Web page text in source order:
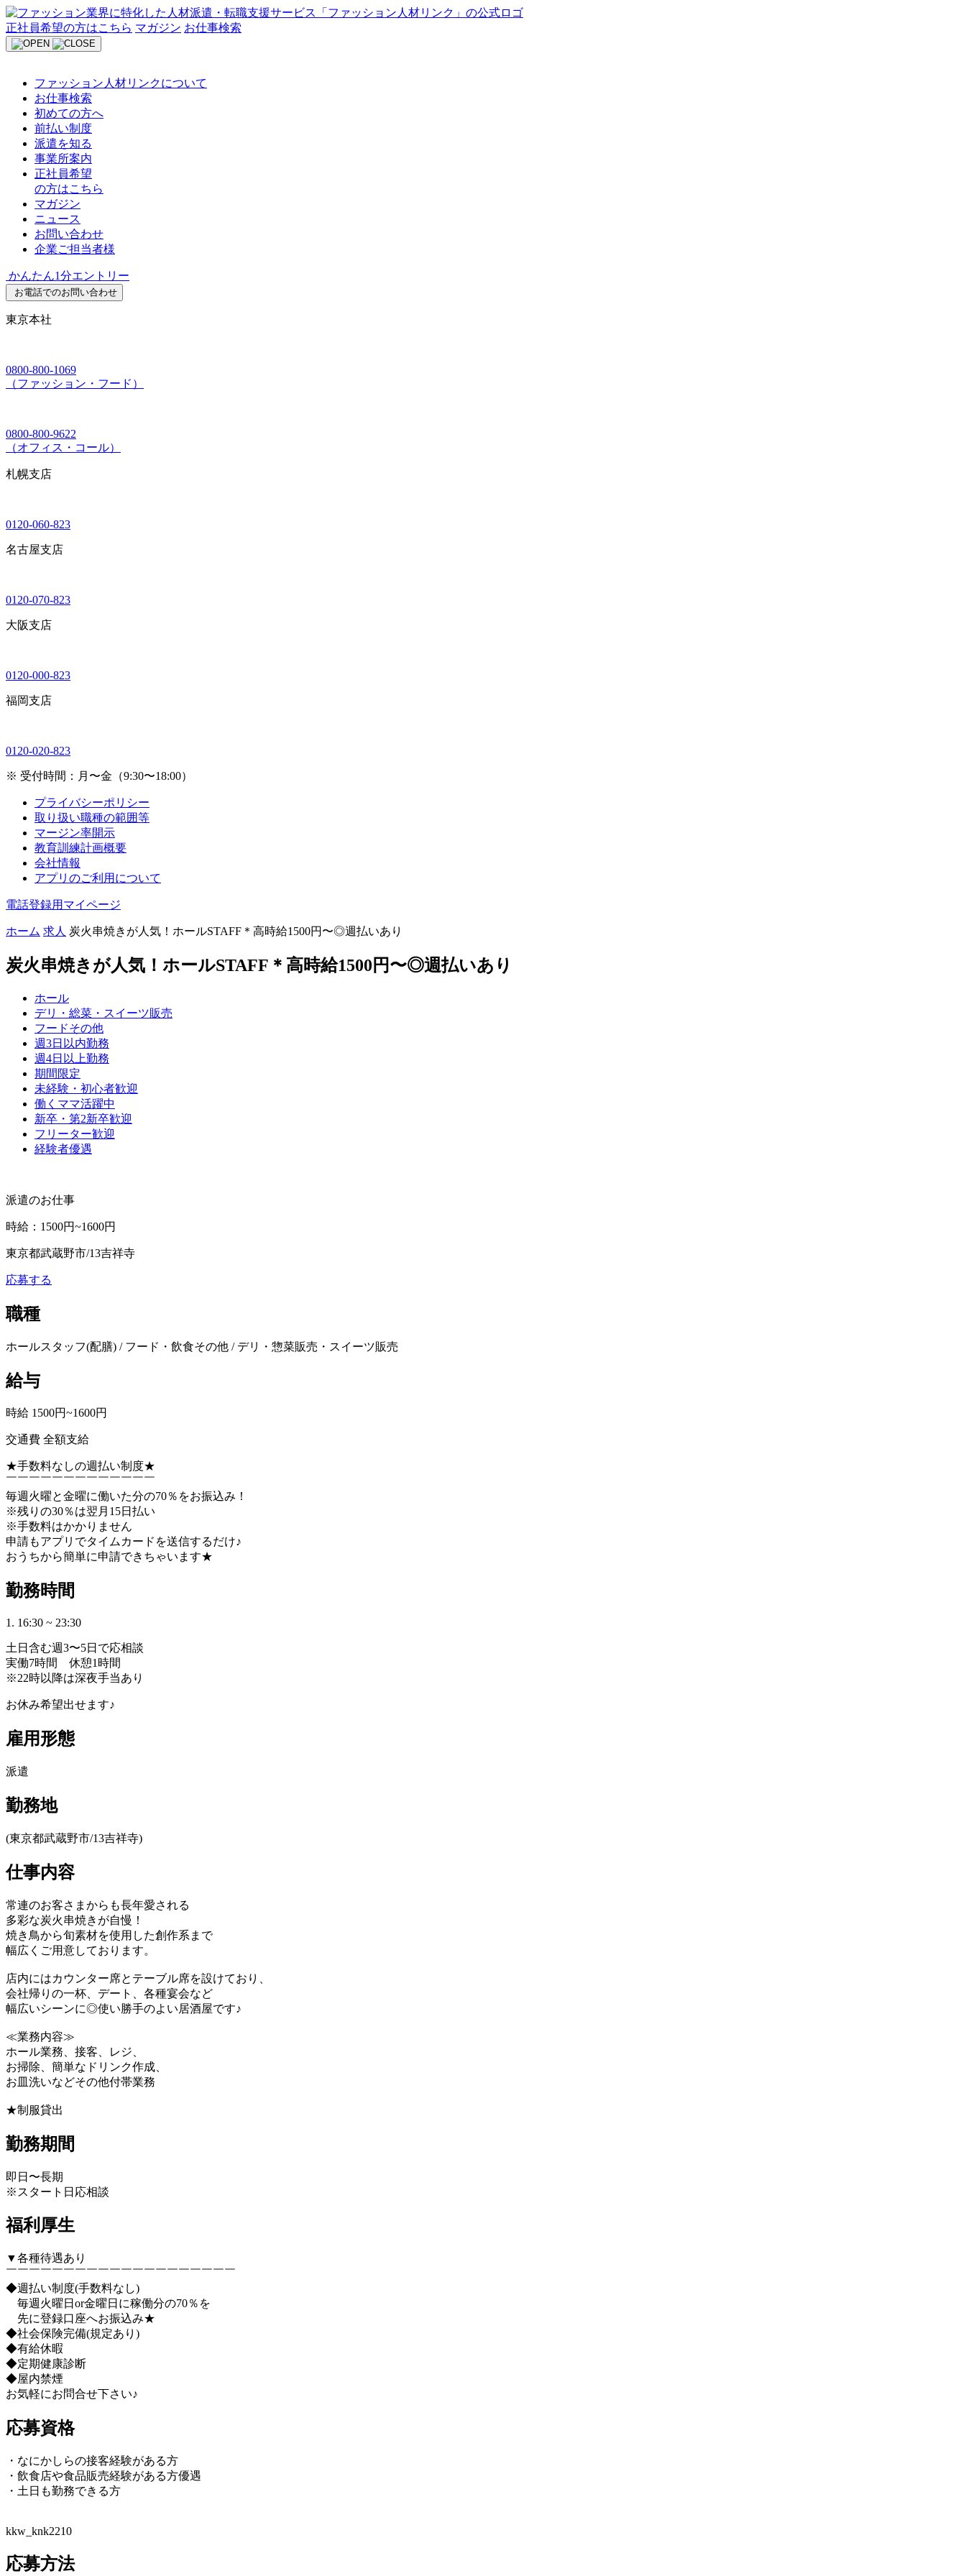
Skip
to
content
正社員希望の方はこちら マガジン お仕事検索
ファッション人材リンクについて
お仕事検索
初めての方へ
前払い制度
派遣を知る
事業所案内
正社員希望
の方はこちら
マガジン
ニュース
お問い合わせ
企業ご担当者様
かんたん1分エントリー
お電話でのお問い合わせ
東京本社
0800-800-1069
（ファッション・フード）
0800-800-9622
（オフィス・コール）
札幌支店
0120-060-823
名古屋支店
0120-070-823
大阪支店
0120-000-823
福岡支店
0120-020-823
※ 受付時間：月〜金（9:30〜18:00）
プライバシーポリシー
取り扱い職種の範囲等
マージン率開示
教育訓練計画概要
会社情報
アプリのご利用について
電話登録用マイページ
ホーム 求人 炭火串焼きが人気！ホールSTAFF＊高時給1500円〜◎週払いあり
炭火串焼きが人気！ホールSTAFF＊高時給1500円〜◎週払いあり
ホール
デリ・総菜・スイーツ販売
フードその他
週3日以内勤務
週4日以上勤務
期間限定
未経験・初心者歓迎
働くママ活躍中
新卒・第2新卒歓迎
フリーター歓迎
経験者優遇
派遣のお仕事
時給 ： 1500円~1600円
東京都武蔵野市/13吉祥寺
応募する
職種
ホールスタッフ(配膳) / フード・飲食その他 / デリ・惣菜販売・スイーツ販売
給与
時給 1500円~1600円
交通費 全額支給
★手数料なしの週払い制度★
￣￣￣￣￣￣￣￣￣￣￣￣￣
毎週火曜と金曜に働いた分の70％をお振込み！
※残りの30％は翌月15日払い
※手数料はかかりません
申請もアプリでタイムカードを送信するだけ♪
おうちから簡単に申請できちゃいます★
勤務時間
1. 16:30 ~ 23:30
土日含む週3〜5日で応相談
実働7時間 休憩1時間
※22時以降は深夜手当あり
お休み希望出せます♪
雇用形態
派遣
勤務地
(東京都武蔵野市/13吉祥寺)
仕事内容
常連のお客さまからも長年愛される
多彩な炭火串焼きが自慢！
焼き鳥から旬素材を使用した創作系まで
幅広くご用意しております。
店内にはカウンター席とテーブル席を設けており、
会社帰りの一杯、デート、各種宴会など
幅広いシーンに◎使い勝手のよい居酒屋です♪
≪業務内容≫
ホール業務、接客、レジ、
お掃除、簡単なドリンク作成、
お皿洗いなどその他付帯業務
★制服貸出
勤務期間
即日〜長期
※スタート日応相談
福利厚生
▼各種待遇あり
￣￣￣￣￣￣￣￣￣￣￣￣￣￣￣￣￣￣￣￣
◆週払い制度(手数料なし)
毎週火曜日or金曜日に稼働分の70％を
先に登録口座へお振込み★
◆社会保険完備(規定あり)
◆有給休暇
◆定期健康診断
◆屋内禁煙
お気軽にお問合せ下さい♪
応募資格
・なにかしらの接客経験がある方
・飲食店や食品販売経験がある方優遇
・土日も勤務できる方
kkw_knk2210
応募方法